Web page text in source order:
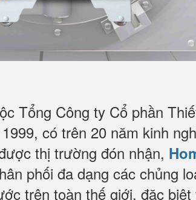
Tổng Công ty Cổ phần
có trên 20 năm kinh
thị trường đón nhận,
phối đa dạng các chủng
trên toàn thế giới, đặc biệt